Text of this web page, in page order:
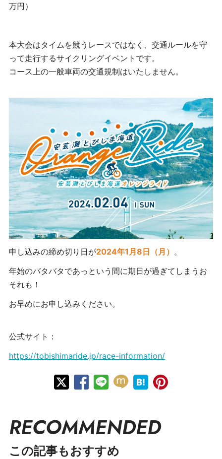
万円）
本⼤会はタイムを競う レースではなく
、交通ルールを守
って⾛⾏するサイクリングイベント です。
コース上の⼀般⾞両の交通規制はいたしません。
申し込みの締め切り日が2024年1月8日（月） 。
年始のバタバタであっという間に期日が過ぎてしまうお
それも！
お早めにお申し込みください。
公式サイト：
https://tobishimaride.jp/race-information/
RECOMMENDED
この記事もおすすめ